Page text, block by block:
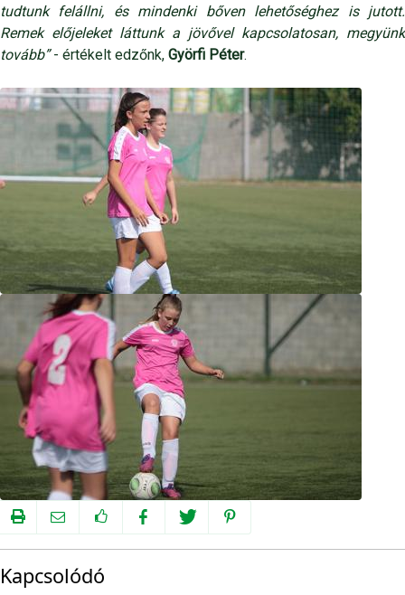
tudtunk felállni, és mindenki bőven lehetőséghez is jutott.
Remek előjeleket láttunk a jövővel kapcsolatosan, megyünk
tovább”- értékelt edzőnk, Györfi Péter.
Kapcsolódó